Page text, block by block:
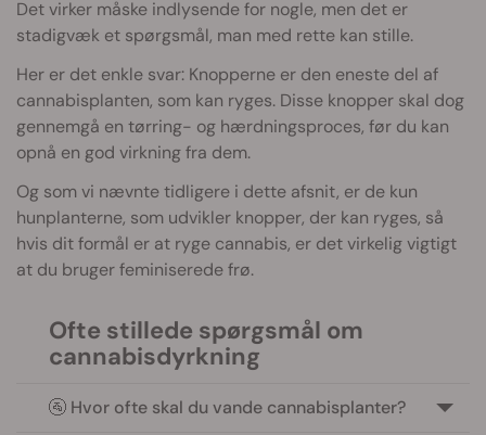
Det virker måske indlysende for nogle, men det er
stadigvæk et spørgsmål, man med rette kan stille.
Her er det enkle svar: Knopperne er den eneste del af
cannabisplanten, som kan ryges. Disse knopper skal dog
gennemgå en tørring- og hærdningsproces, før du kan
opnå en god virkning fra dem.
Og som vi nævnte tidligere i dette afsnit, er de kun
hunplanterne, som udvikler knopper, der kan ryges, så
hvis dit formål er at ryge cannabis, er det virkelig vigtigt
at du bruger feminiserede frø.
Ofte stillede spørgsmål om
cannabisdyrkning
🚰 Hvor ofte skal du vande cannabisplanter?